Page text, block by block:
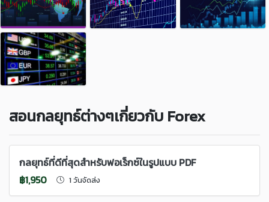
สอนกลยุทธ์ต่างๆเกี่ยวกับ Forex
กลยุทธ์ที่ดีที่สุดสำหรับฟอเร็กซ์ในรูปแบบ PDF
฿1,950
1 วันจัดส่ง